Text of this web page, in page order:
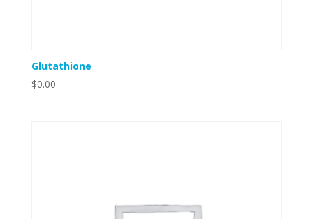
Glutathione
$0.00